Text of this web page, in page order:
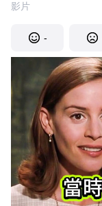
影片
-